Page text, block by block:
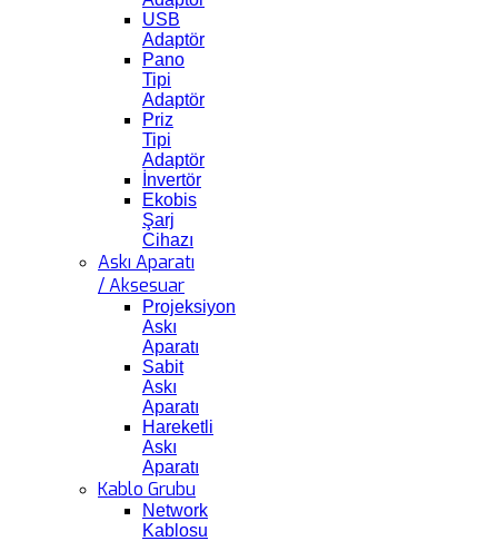
USB
Adaptör
Pano
Tipi
Adaptör
Priz
Tipi
Adaptör
İnvertör
Ekobis
Şarj
Cihazı
Askı Aparatı
/ Aksesuar
Projeksiyon
Askı
Aparatı
Sabit
Askı
Aparatı
Hareketli
Askı
Aparatı
Kablo Grubu
Network
Kablosu